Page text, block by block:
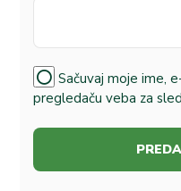
Sačuvaj moje ime,
pregledaču veba za